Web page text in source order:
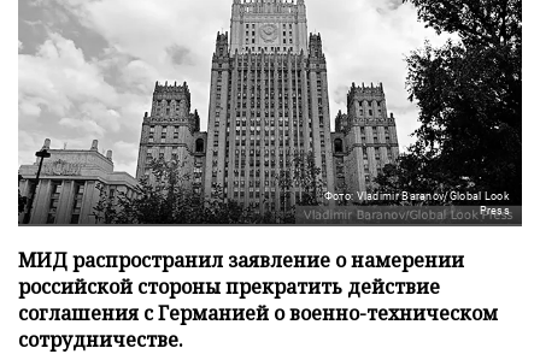
Фото: Vladimir Baranov/Global Look
Press
МИД распространил заявление о намерении
российской стороны прекратить действие
соглашения с Германией о военно-техническом
сотрудничестве.